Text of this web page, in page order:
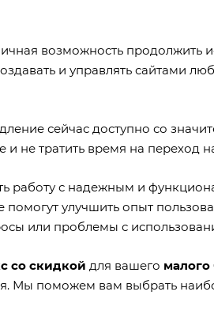
возможность продолжить
и управлять сайтами
сейчас доступно со
не тратить время на переход
работу с надежным и
улучшить опыт
или проблемы с
со скидкой для вашего малого
Мы поможем вам выбрать